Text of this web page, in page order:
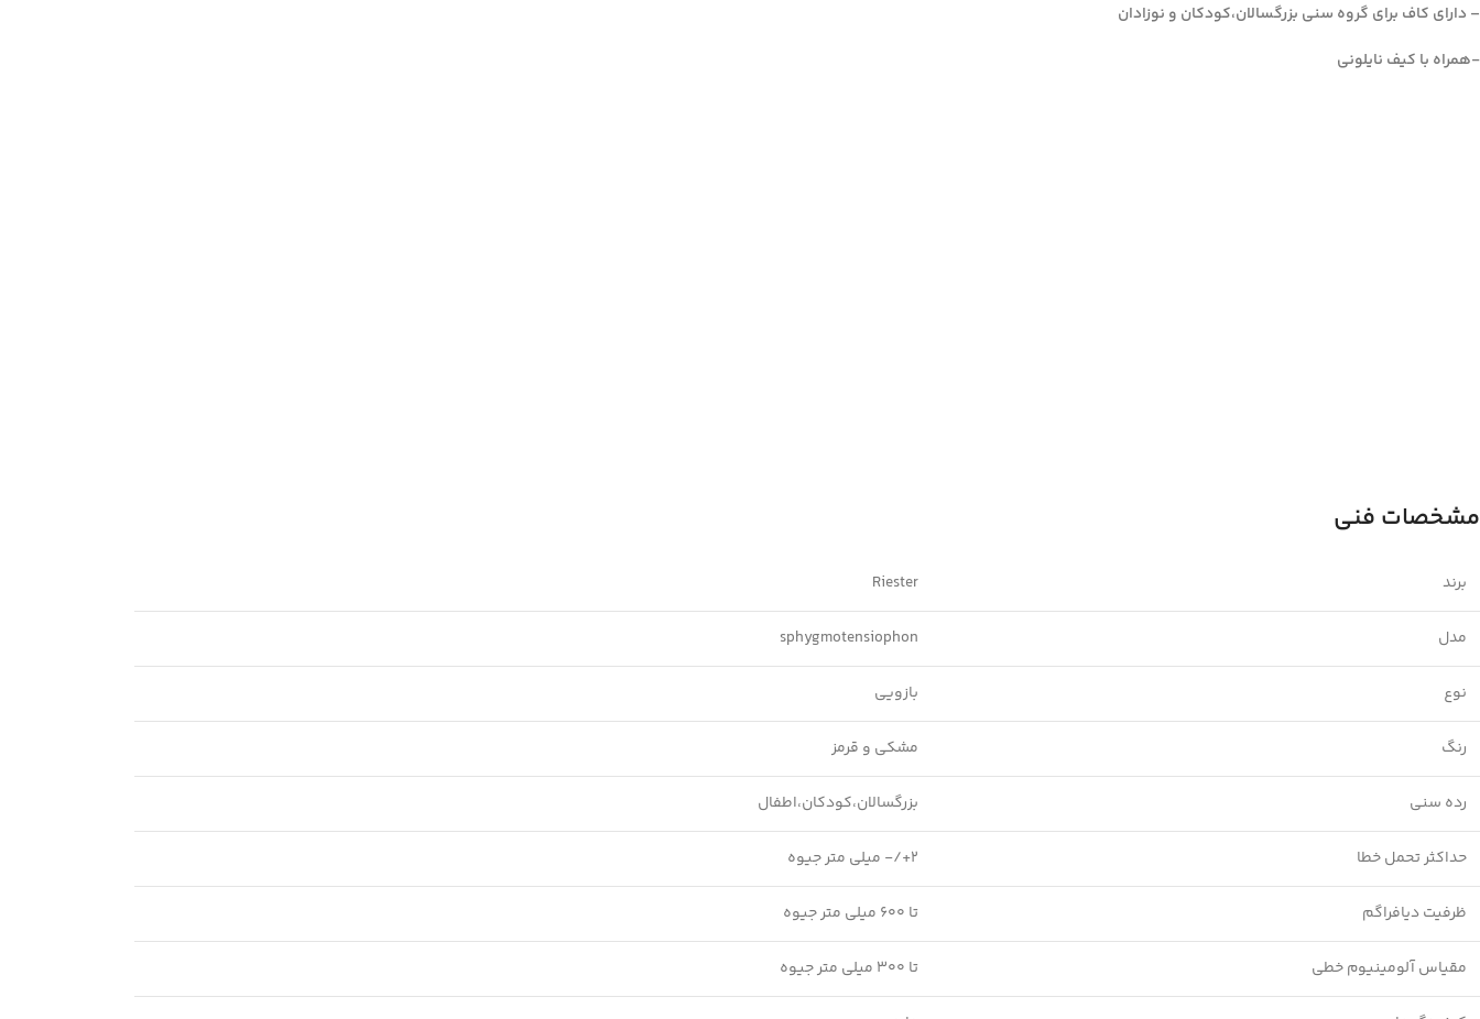
– دارای کاف برای گروه سنی بزرگسالان،کودکان و نوزادان
-همراه با کیف نایلونی
مشخصات فنی
برند Riester
مدل sphygmotensiophon
نوع بازویی
رنگ مشکی و قرمز
رده سنی بزرگسالان،کودکان،اطفال
حداکثر تحمل خطا 2+/- میلی متر جیوه
ظرفیت دیافراگم تا 600 میلی متر جیوه
مقیاس آلومینیوم خطی تا 300 میلی متر جیوه
linkedin
تلگرام